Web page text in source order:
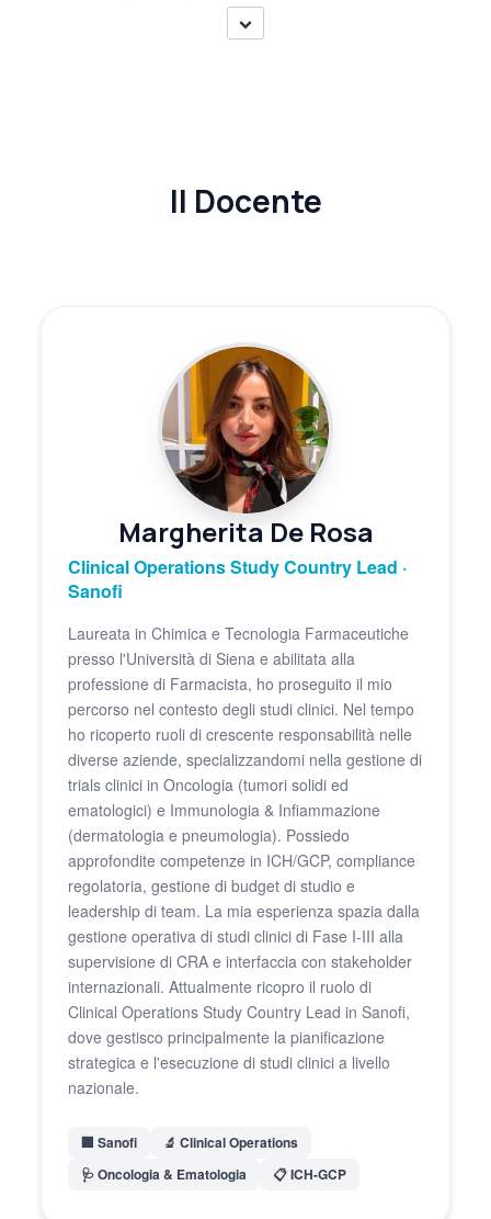
Il Docente
Margherita De Rosa
Clinical Operations Study Country Lead ·
Sanofi
Laureata in Chimica e Tecnologia Farmaceutiche
presso l'Università di Siena e abilitata alla
professione di Farmacista, ho proseguito il mio
percorso nel contesto degli studi clinici. Nel tempo
ho ricoperto ruoli di crescente responsabilità nelle
diverse aziende, specializzandomi nella gestione di
trials clinici in Oncologia (tumori solidi ed
ematologici) e Immunologia & Infiammazione
(dermatologia e pneumologia). Possiedo
approfondite competenze in ICH/GCP, compliance
regolatoria, gestione di budget di studio e
leadership di team. La mia esperienza spazia dalla
gestione operativa di studi clinici di Fase I-III alla
supervisione di CRA e interfaccia con stakeholder
internazionali. Attualmente ricopro il ruolo di
Clinical Operations Study Country Lead in Sanofi,
dove gestisco principalmente la pianificazione
strategica e l'esecuzione di studi clinici a livello
nazionale.
🏢 Sanofi
🔬 Clinical Operations
🩺 Oncologia & Ematologia
📋 ICH-GCP